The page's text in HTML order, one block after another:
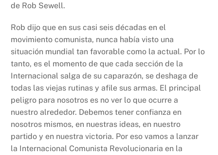
de Rob Sewell.
Rob dijo que en sus casi seis décadas en el
movimiento comunista, nunca había visto una
situación mundial tan favorable como la actual. Por lo
tanto, es el momento de que cada sección de la
Internacional salga de su caparazón, se deshaga de
todas las viejas rutinas y afile sus armas. El principal
peligro para nosotros es no ver lo que ocurre a
nuestro alrededor. Debemos tener confianza en
nosotros mismos, en nuestras ideas, en nuestro
partido y en nuestra victoria. Por eso vamos a lanzar
la Internacional Comunista Revolucionaria en la